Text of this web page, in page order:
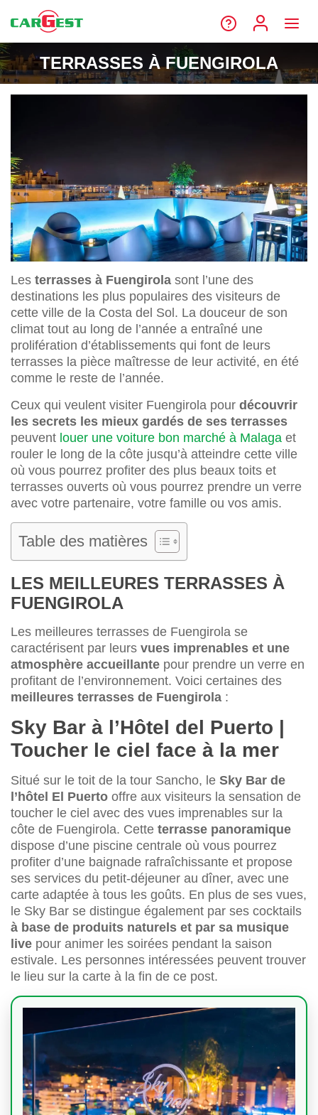
TERRASSES À FUENGIROLA
Les terrasses à Fuengirola sont l’une des
destinations les plus populaires des visiteurs de
cette ville de la Costa del Sol. La douceur de son
climat tout au long de l’année a entraîné une
prolifération d’établissements qui font de leurs
terrasses la pièce maîtresse de leur activité, en été
comme le reste de l’année.
Ceux qui veulent visiter Fuengirola pour découvrir
les secrets les mieux gardés de ses terrasses
peuvent louer une voiture bon marché à Malaga et
rouler le long de la côte jusqu’à atteindre cette ville
où vous pourrez profiter des plus beaux toits et
terrasses ouverts où vous pourrez prendre un verre
avec votre partenaire, votre famille ou vos amis.
Table des matières
LES MEILLEURES TERRASSES À
FUENGIROLA
Les meilleures terrasses de Fuengirola se
caractérisent par leurs vues imprenables et une
atmosphère accueillante pour prendre un verre en
profitant de l’environnement. Voici certaines des
meilleures terrasses de Fuengirola :
Sky Bar à l’Hôtel del Puerto |
Toucher le ciel face à la mer
Situé sur le toit de la tour Sancho, le Sky Bar de
l’hôtel El Puerto offre aux visiteurs la sensation de
toucher le ciel avec des vues imprenables sur la
côte de Fuengirola. Cette terrasse panoramique
dispose d’une piscine centrale où vous pourrez
profiter d’une baignade rafraîchissante et propose
ses services du petit-déjeuner au dîner, avec une
carte adaptée à tous les goûts. En plus de ses vues,
le Sky Bar se distingue également par ses cocktails
à base de produits naturels et par sa musique
live pour animer les soirées pendant la saison
estivale. Les personnes intéressées peuvent trouver
le lieu sur la carte à la fin de ce post.